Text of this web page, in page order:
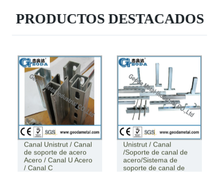
PRODUCTOS DESTACADOS
Canal Unistrut / Canal
de soporte de acero
Acero / Canal U Acero
/ Canal C
Puntal de canal
Unistrut / Canal
/Soporte de canal de
acero/Sistema de
soporte de canal de